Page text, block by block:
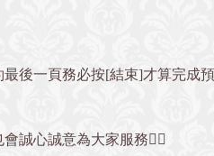
後一頁務必按[結束]才算完成
誠心誠意為大家服務✊🏻